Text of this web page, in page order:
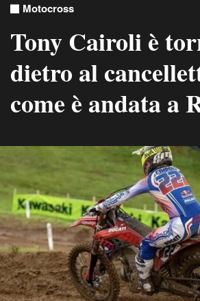
Motocross
Tony Cairoli è
dietro al
come è andata a